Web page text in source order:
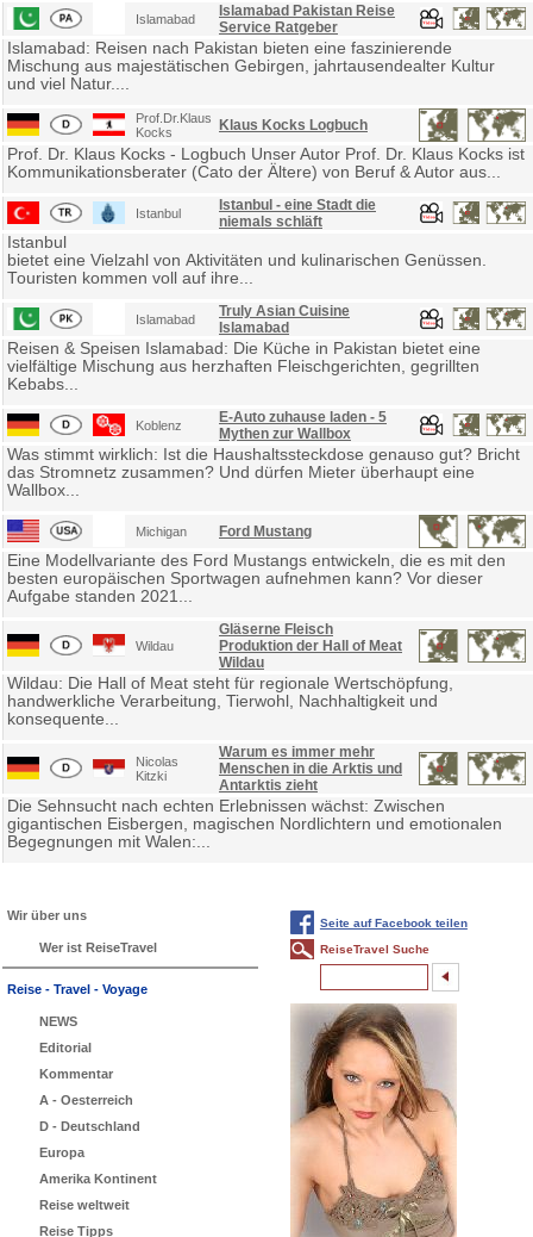
Islamabad
Islamabad Pakistan Reise
Service Ratgeber
Islamabad: Reisen nach Pakistan bieten eine faszinierende
Mischung aus majestätischen Gebirgen, jahrtausendealter Kultur
und viel Natur....
Prof.Dr.Klaus
Kocks
Klaus Kocks Logbuch
Prof. Dr. Klaus Kocks - Logbuch Unser Autor Prof. Dr. Klaus Kocks ist
Kommunikationsberater (Cato der Ältere) von Beruf & Autor aus...
Istanbul
Istanbul - eine Stadt die
niemals schläft
Istanbul
bietet eine Vielzahl von Aktivitäten und kulinarischen Genüssen.
Touristen kommen voll auf ihre...
Islamabad
Truly Asian Cuisine
Islamabad
Reisen & Speisen Islamabad: Die Küche in Pakistan bietet eine
vielfältige Mischung aus herzhaften Fleischgerichten, gegrillten
Kebabs...
Koblenz
E-Auto zuhause laden - 5
Mythen zur Wallbox
Was stimmt wirklich: Ist die Haushaltssteckdose genauso gut? Bricht
das Stromnetz zusammen? Und dürfen Mieter überhaupt eine
Wallbox...
Michigan Ford Mustang
Eine Modellvariante des Ford Mustangs entwickeln, die es mit den
besten europäischen Sportwagen aufnehmen kann? Vor dieser
Aufgabe standen 2021...
Wildau
Gläserne Fleisch
Produktion der Hall of Meat
Wildau
Wildau: Die Hall of Meat steht für regionale Wertschöpfung,
handwerkliche Verarbeitung, Tierwohl, Nachhaltigkeit und
konsequente...
Nicolas
Kitzki
Warum es immer mehr
Menschen in die Arktis und
Antarktis zieht
Die Sehnsucht nach echten Erlebnissen wächst: Zwischen
gigantischen Eisbergen, magischen Nordlichtern und emotionalen
Begegnungen mit Walen:...
Wir über uns
Wer ist ReiseTravel
Reise - Travel - Voyage
NEWS
Editorial
Kommentar
A - Oesterreich
D - Deutschland
Europa
Amerika Kontinent
Reise weltweit
Reise Tipps
Seite auf Facebook teilen
ReiseTravel Suche